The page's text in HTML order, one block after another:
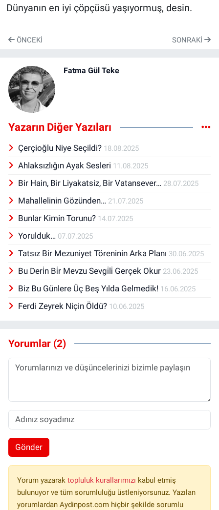
Dünyanın en iyi çöpçüsü yaşıyormuş, desin.
ÖNCEKI SONRAKI
Fatma Gül Teke
Yazarın Diğer Yazıları
Çerçioğlu Niye Seçildi? 18.08.2025
Ahlaksızlığın Ayak Sesleri 11.08.2025
Bir Hain, Bir Liyakatsiz, Bir Vatansever… 28.07.2025
Mahallelinin Gözünden… 21.07.2025
Bunlar Kimin Torunu? 14.07.2025
Yorulduk… 07.07.2025
Tatsız Bir Mezuniyet Töreninin Arka Planı 30.06.2025
Bu Deri̇n Bi̇r Mevzu Sevgi̇li̇ Gerçek Okur 23.06.2025
Biz Bu Günlere Üç Beş Yılda Gelmedik! 16.06.2025
Ferdi Zeyrek Niçin Öldü? 10.06.2025
Yorumlar (2)
Gönder
Yorum yazarak topluluk kurallarımızı kabul etmiş
bulunuyor ve tüm sorumluluğu üstleniyorsunuz. Yazılan
yorumlardan Aydinpost.com hiçbir şekilde sorumlu